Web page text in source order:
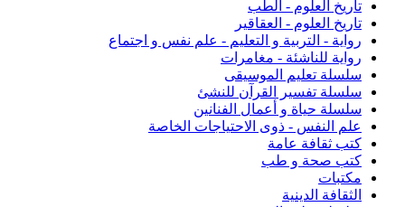
تاريخ العلوم - الطب
تاريخ العلوم - العقاقير
رواية - التربية و التعليم - علم نفس و اجتماع
رواية للناشئة - مغامرات
سلسلة تعليم الموسيقى
سلسلة تفسير القرآن للنشئ
سلسلة حياة و أعمال الفنانين
علم النفس - ذوى الاحتياجات الخاصة
كتب ثقافة عامة
كتب صحة و طب
مكتبات
الثقافة الدينية